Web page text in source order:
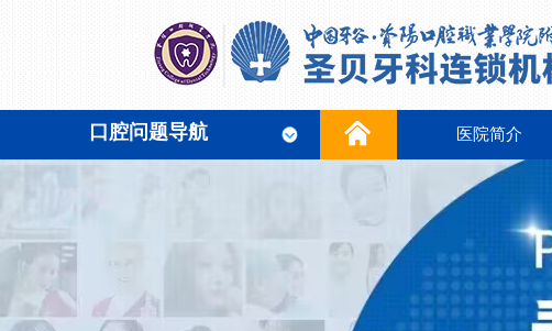
口腔问题导航 医院简介